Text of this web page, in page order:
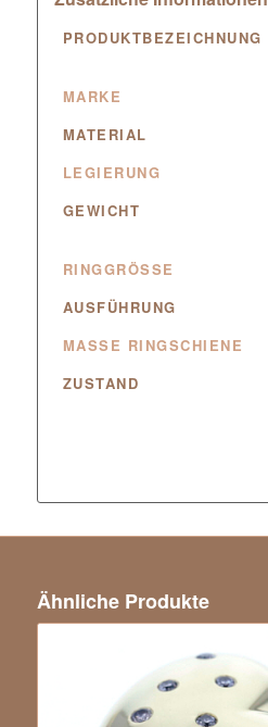
PRODUKTBEZEICHNUNG
MARKE
MATERIAL
LEGIERUNG
GEWICHT
RINGGRÖSSE
AUSFÜHRUNG
MASSE RINGSCHIENE
ZUSTAND
Ähnliche Produkte